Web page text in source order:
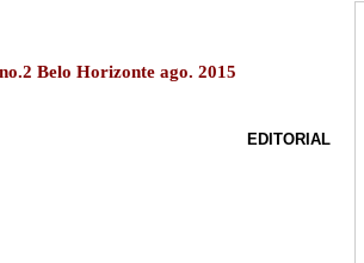
Belo Horizonte ago. 2015
EDITORIAL